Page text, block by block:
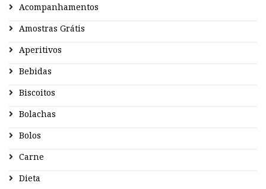
Acompanhamentos
Amostras Grátis
Aperitivos
Bebidas
Biscoitos
Bolachas
Bolos
Carne
Dieta